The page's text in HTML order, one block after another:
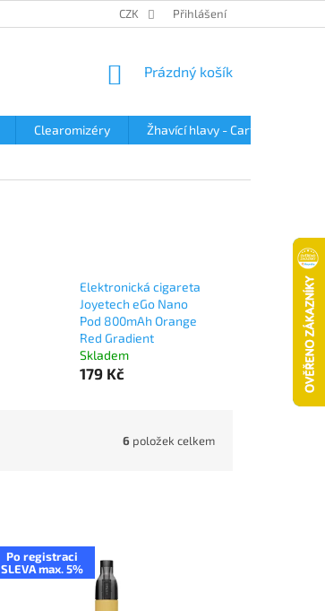
PODMÍNKY OCHRANY OSOBNÍCH ÚDAJŮ
CZK Přihlášení
NÁKUPNÍ
Prázdný košík
Clearomizéry Žhavící hlavy - Cartridge
Elektronická cigareta
Joyetech eGo Nano
Pod 800mAh Orange
Red Gradient
Skladem
179 Kč
6 položek celkem
Po registraci
SLEVA max. 5%